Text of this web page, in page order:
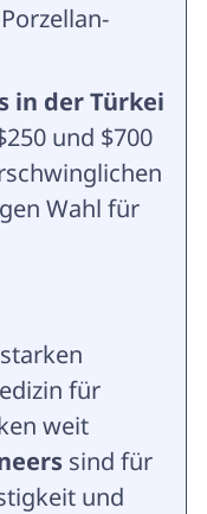
in der Türkei
und $700
Wahl für
für
weit
sind für
und